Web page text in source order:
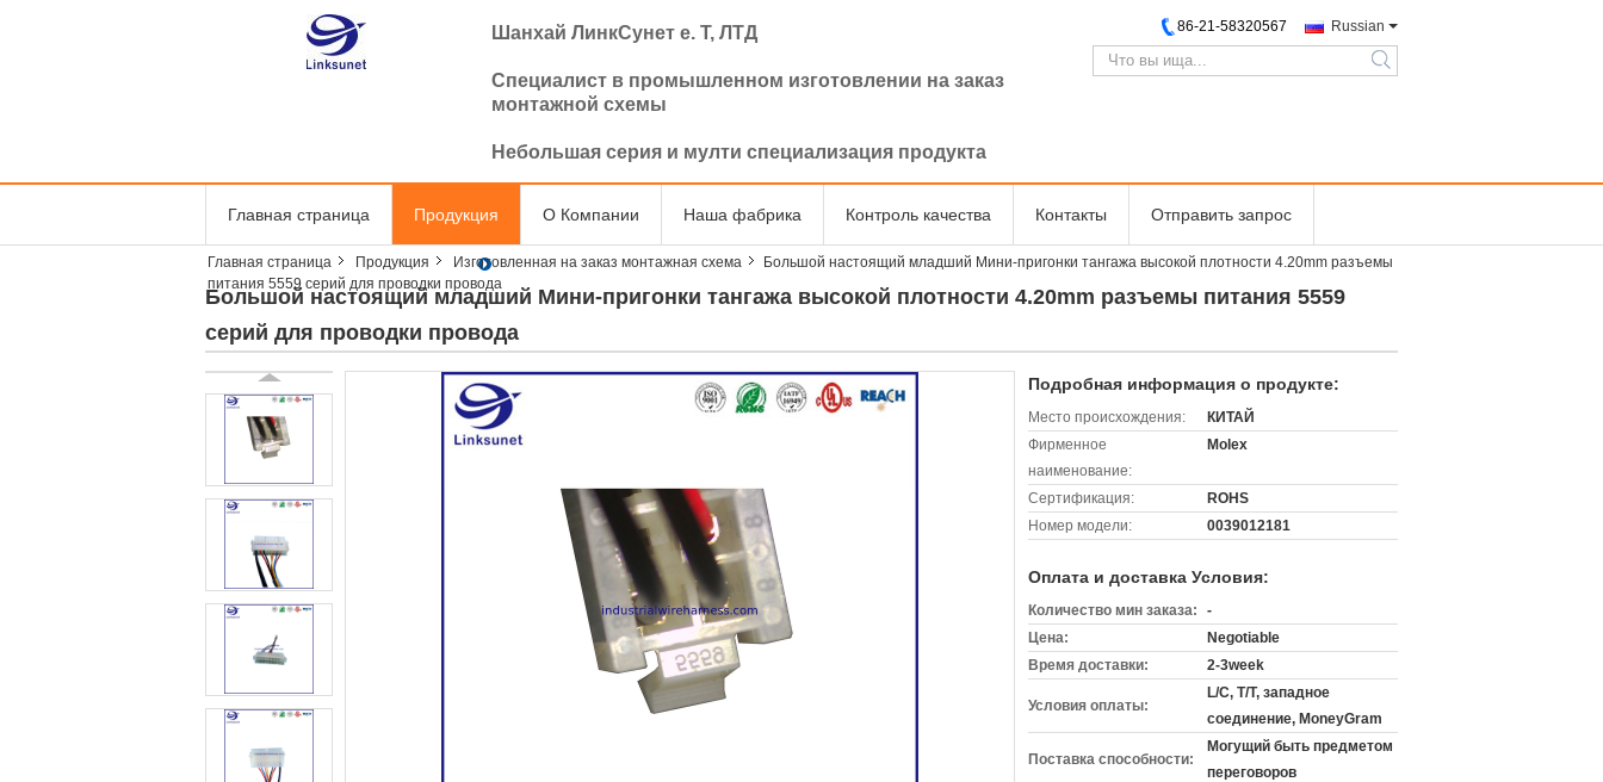
Шанхай ЛинкСунет е. Т, ЛТД
Специалист в промышленном изготовлении на заказ
монтажной схемы
Небольшая серия и мулти специализация продукта
Russian
86-21-58320567
search
Главная страница Продукция О Компании Наша фабрика Контроль качества Контакты Отправить запрос
Главная страница Продукция Изготовленная на заказ монтажная схема
Большой настоящий младший Мини-пригонки тангажа высокой плотности 4.20mm разъемы
питания 5559 серий для проводки провода
Большой настоящий младший Мини-пригонки тангажа высокой плотности 4.20mm разъемы питания 5559
серий для проводки провода
Подробная информация о продукте:
Место происхождения:
КИТАЙ
Фирменное
наименование:
Molex
Сертификация:
ROHS
Номер модели:
0039012181
Оплата и доставка Условия:
Количество мин заказа:
-
Цена:
Negotiable
Время доставки:
2-3week
Условия оплаты:
L/C, T/T, западное
соединение, MoneyGram
Поставка способности:
Могущий быть предметом
переговоров